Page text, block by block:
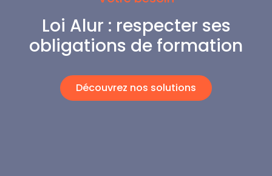
Loi Alur : respecter ses
obligations de formation
Découvrez nos solutions